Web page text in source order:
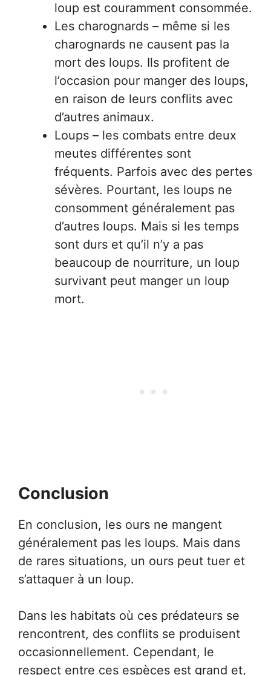
loup est couramment consommée.
Les charognards – même si les
charognards ne causent pas la
mort des loups. Ils profitent de
l’occasion pour manger des loups,
en raison de leurs conflits avec
d’autres animaux.
Loups – les combats entre deux
meutes différentes sont
fréquents. Parfois avec des pertes
sévères. Pourtant, les loups ne
consomment généralement pas
d’autres loups. Mais si les temps
sont durs et qu’il n’y a pas
beaucoup de nourriture, un loup
survivant peut manger un loup
mort.
Conclusion
En conclusion, les ours ne mangent
généralement pas les loups. Mais dans
de rares situations, un ours peut tuer et
s’attaquer à un loup.
Dans les habitats où ces prédateurs se
rencontrent, des conflits se produisent
occasionnellement. Cependant, le
respect entre ces espèces est grand et,